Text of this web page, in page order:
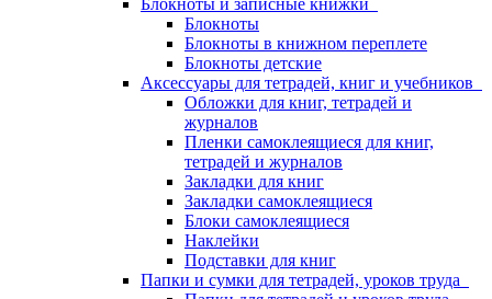
Блокноты и записные книжки
Блокноты
Блокноты в книжном переплете
Блокноты детские
Аксессуары для тетрадей, книг и учебников
Обложки для книг, тетрадей и
журналов
Пленки самоклеящиеся для книг,
тетрадей и журналов
Закладки для книг
Закладки самоклеящиеся
Блоки самоклеящиеся
Наклейки
Подставки для книг
Папки и сумки для тетрадей, уроков труда